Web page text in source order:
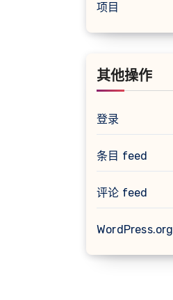
项目
其他操作
登录
条目 feed
评论 feed
WordPress.org